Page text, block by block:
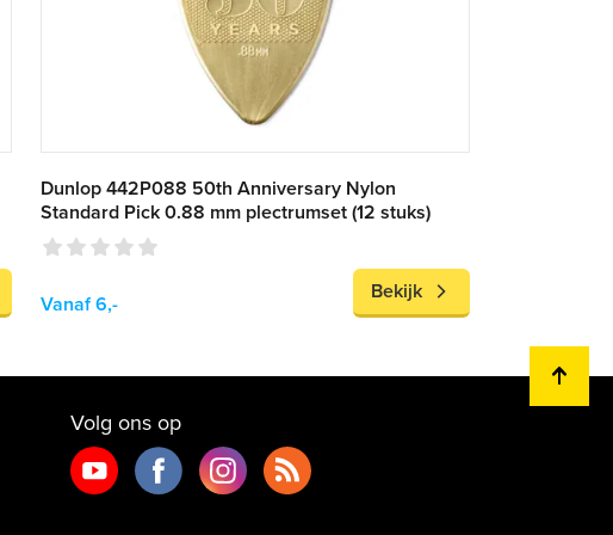
Dunlop 442P088 50th Anniversary Nylon
Standard Pick 0.88 mm plectrumset (12 stuks)
Vanaf 6,-
Bekijk
Volg ons op